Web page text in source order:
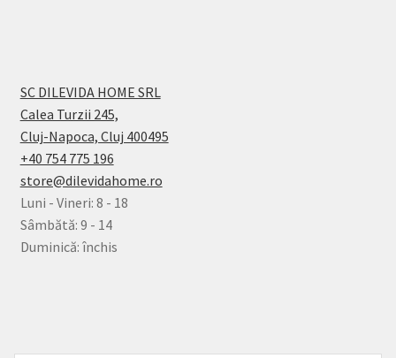
SC DILEVIDA HOME SRL
Calea Turzii 245,
Cluj-Napoca, Cluj 400495
+40 754 775 196
store@dilevidahome.ro
Luni - Vineri: 8 - 18
Sâmbătă: 9 - 14
Duminică: închis